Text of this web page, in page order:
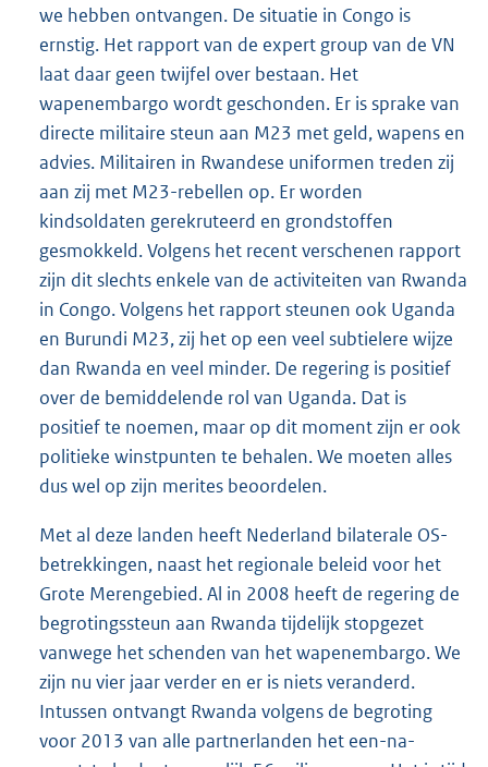
we hebben ontvangen. De situatie in Congo is
ernstig. Het rapport van de expert group van de VN
laat daar geen twijfel over bestaan. Het
wapenembargo wordt geschonden. Er is sprake van
directe militaire steun aan M23 met geld, wapens en
advies. Militairen in Rwandese uniformen treden zij
aan zij met M23-rebellen op. Er worden
kindsoldaten gerekruteerd en grondstoffen
gesmokkeld. Volgens het recent verschenen rapport
zijn dit slechts enkele van de activiteiten van Rwanda
in Congo. Volgens het rapport steunen ook Uganda
en Burundi M23, zij het op een veel subtielere wijze
dan Rwanda en veel minder. De regering is positief
over de bemiddelende rol van Uganda. Dat is
positief te noemen, maar op dit moment zijn er ook
politieke winstpunten te behalen. We moeten alles
dus wel op zijn merites beoordelen.
Met al deze landen heeft Nederland bilaterale OS-
betrekkingen, naast het regionale beleid voor het
Grote Merengebied. Al in 2008 heeft de regering de
begrotingssteun aan Rwanda tijdelijk stopgezet
vanwege het schenden van het wapenembargo. We
zijn nu vier jaar verder en er is niets veranderd.
Intussen ontvangt Rwanda volgens de begroting
voor 2013 van alle partnerlanden het een-na-